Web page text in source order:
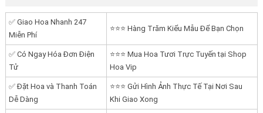
✅ Giao Hoa Nhanh 247
Miễn Phí
⭐⭐⭐ Hàng Trăm Kiểu Mẫu Để Bạn Chọn
✅ Có Ngay Hóa Đơn Điện
Tử
⭐⭐⭐ Mua Hoa Tươi Trực Tuyến tại Shop
Hoa Vip
✅ Đặt Hoa và Thanh Toán
Dễ Dàng
⭐⭐⭐ Gửi Hình Ảnh Thực Tế Tại Nơi Sau
Khi Giao Xong